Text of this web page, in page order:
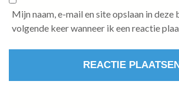
Mijn naam, e-mail en site opslaan in
volgende keer wanneer ik een reactie